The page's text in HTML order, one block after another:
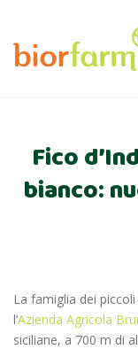
Fico
bianco:
La famiglia dei
l’Azienda Agricola
siciliane, a 700 m di